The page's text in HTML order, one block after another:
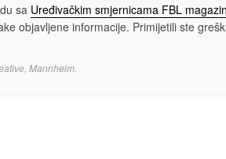
sa Uređivačkim smjernicama FBL
objavljene informacije. Primijetili ste
Mannheim.